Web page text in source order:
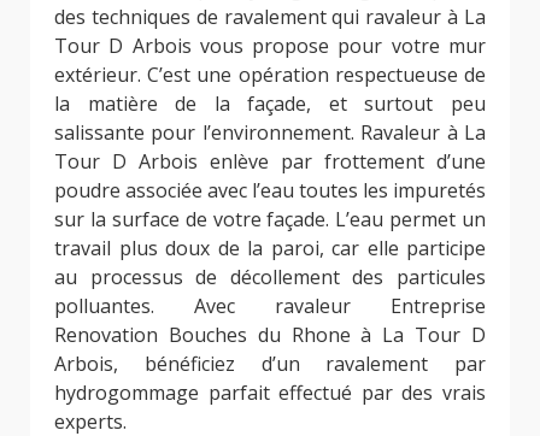
des techniques de ravalement qui ravaleur à La
Tour D Arbois vous propose pour votre mur
extérieur. C’est une opération respectueuse de
la matière de la façade, et surtout peu
salissante pour l’environnement. Ravaleur à La
Tour D Arbois enlève par frottement d’une
poudre associée avec l’eau toutes les impuretés
sur la surface de votre façade. L’eau permet un
travail plus doux de la paroi, car elle participe
au processus de décollement des particules
polluantes. Avec ravaleur Entreprise
Renovation Bouches du Rhone à La Tour D
Arbois, bénéficiez d’un ravalement par
hydrogommage parfait effectué par des vrais
experts.